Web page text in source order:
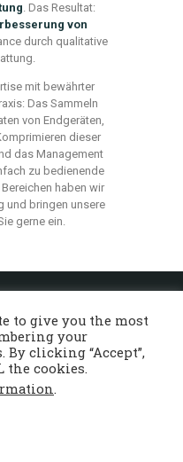
. Das Resultat:
von
durch qualitative
mit bewährter
Das Sammeln
von Endgeräten,
dieser
das Management
zu bedienende
haben wir
und bringen unsere
gerne ein.
English
GmbH -
|
to give you the most
your
clicking “Accept”,
the cookies.
.